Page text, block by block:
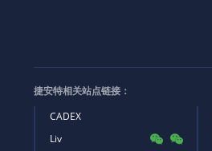
捷安特相关站点链接：
CADEX
Liv
 